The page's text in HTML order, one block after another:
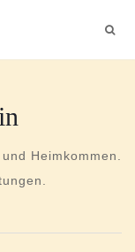
Heimkommen.